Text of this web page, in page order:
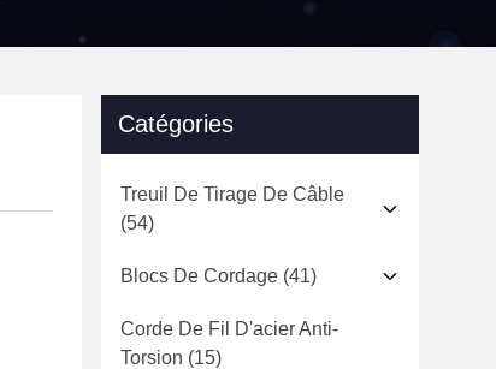
Catégories
Treuil De Tirage De Câble
(54)
Blocs De Cordage (41)
Corde De Fil D'acier Anti-
Torsion (15)